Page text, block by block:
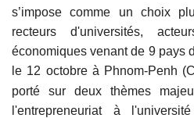
s’impose comme un choix
recteurs d'universités,
économiques venant de 9 pays
le 12 octobre à Phnom-Penh
porté sur deux thèmes
l'entrepreneuriat à